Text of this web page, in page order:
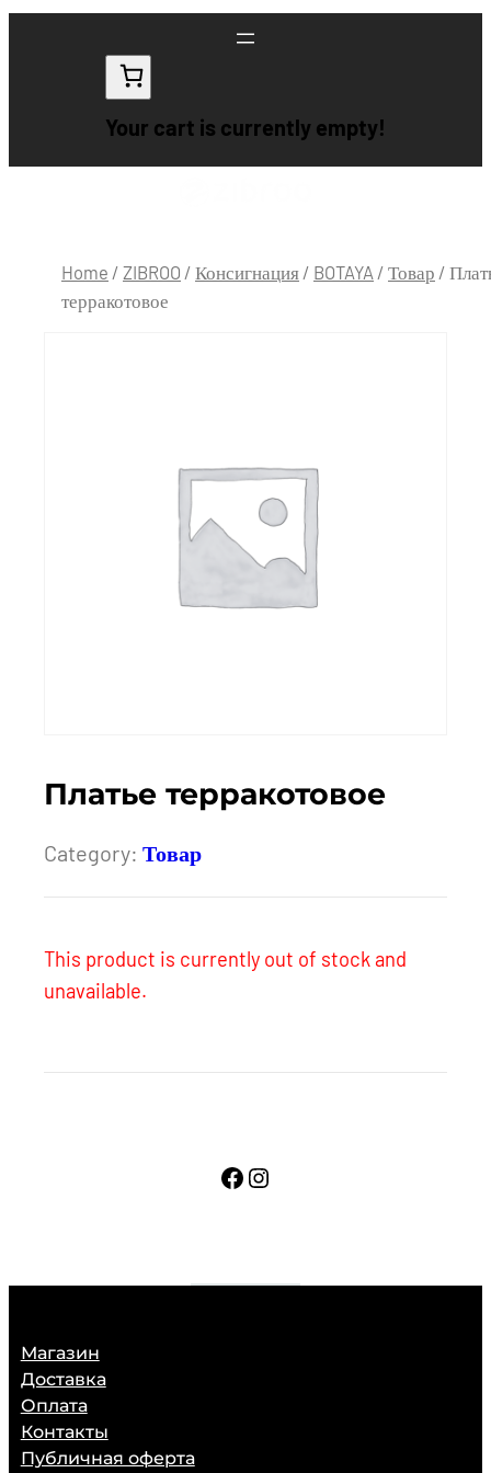
Your cart is currently empty!
Home / ZIBROO / Консигнация / BOTAYA / Товар /
терракотовое
Платье терракотовое
Category: Товар
This product is currently out of stock and
unavailable.
Facebook
Instagram
Магазин
Доставка
Оплата
Контакты
Публичная оферта